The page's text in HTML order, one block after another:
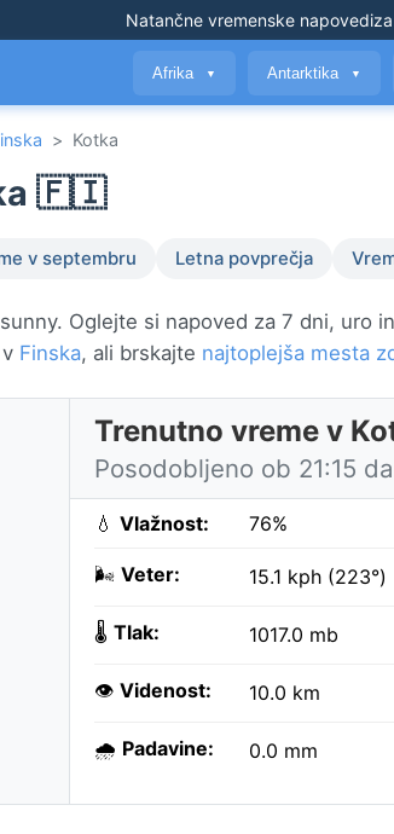
Natančne vremenske napovedi
Afrika ▼ Antarktika ▼
> Kotka
🇫🇮
v septembru Letna povprečja
Oglejte si napoved za 7 dni, uro
Finska, ali brskajte najtoplejša mesta
Trenutno vreme v
Posodobljeno ob 21:15
💧 Vlažnost: 76%
🌬️ Veter: 15.1 kph (223°)
🌡️ Tlak: 1017.0 mb
👁️ Videnost: 10.0 km
🌧️ Padavine: 0.0 mm